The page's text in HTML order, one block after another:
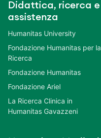
Didattica, ricerca e
assistenza
Humanitas University
Fondazione Humanitas per la
Ricerca
Fondazione Humanitas
Fondazione Ariel
La Ricerca Clinica in
Humanitas Gavazzeni